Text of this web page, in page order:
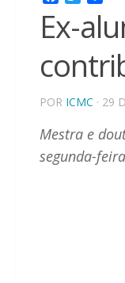
Ex-
POR ICMC · 29
Mestra e
segunda-